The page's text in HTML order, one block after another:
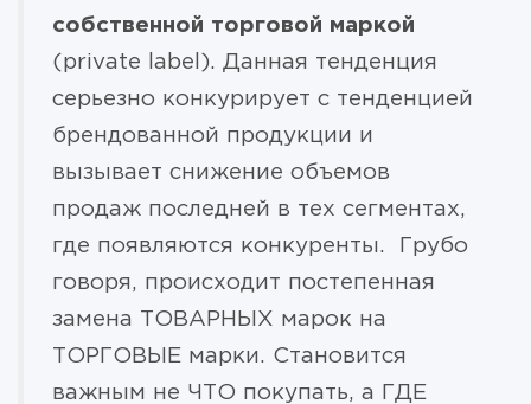
собственной торговой маркой
(private label). Данная тенденция
серьезно конкурирует с тенденцией
брендованной продукции и
вызывает снижение объемов
продаж последней в тех сегментах,
где появляются конкуренты. Грубо
говоря, происходит постепенная
замена ТОВАРНЫХ марок на
ТОРГОВЫЕ марки. Становится
важным не ЧТО покупать, а ГДЕ